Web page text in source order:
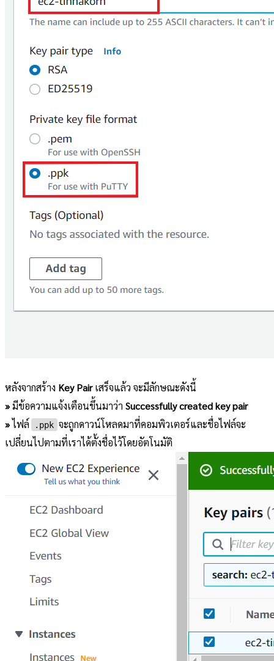
หลังจากสร้าง Key Pairเสร็จแล้ว จะมีลักษณะดังนี้
»มีข้อความแจ้งเตือนขึ้นมาว่า Successfully created key pair
»ไฟล์ .ppk จะถูกดาวน์โหลดมาที่คอมพิวเตอร์และชื่อไฟล์จะ
เปลี่ยนไปตามที่เราได้ตั้งชื่อไว้โดยอัตโนมัติ